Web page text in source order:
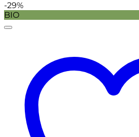
-29%
BIO